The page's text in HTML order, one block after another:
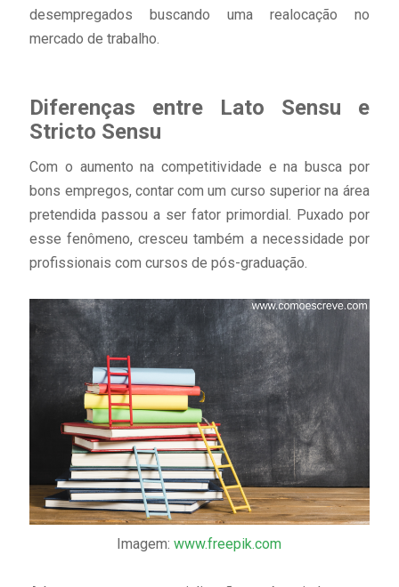
desempregados buscando uma realocação no
mercado de trabalho.
Diferenças entre Lato Sensu e
Stricto Sensu
Com o aumento na competitividade e na busca por
bons empregos, contar com um curso superior na área
pretendida passou a ser fator primordial. Puxado por
esse fenômeno, cresceu também a necessidade por
profissionais com cursos de pós-graduação.
Imagem:www.freepik.com